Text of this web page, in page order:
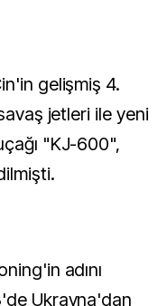
gelişmiş 4.
jetleri ile yeni
"KJ-600",
adını
Ukrayna'dan